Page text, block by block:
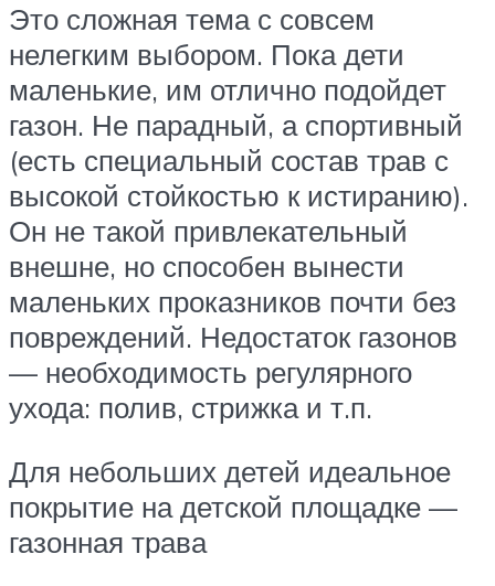
Это сложная тема с совсем
нелегким выбором. Пока дети
маленькие, им отлично подойдет
газон. Не парадный, а спортивный
(есть специальный состав трав с
высокой стойкостью к истиранию).
Он не такой привлекательный
внешне, но способен вынести
маленьких проказников почти без
повреждений. Недостаток газонов
— необходимость регулярного
ухода: полив, стрижка и т.п.
Для небольших детей идеальное
покрытие на детской площадке —
газонная трава